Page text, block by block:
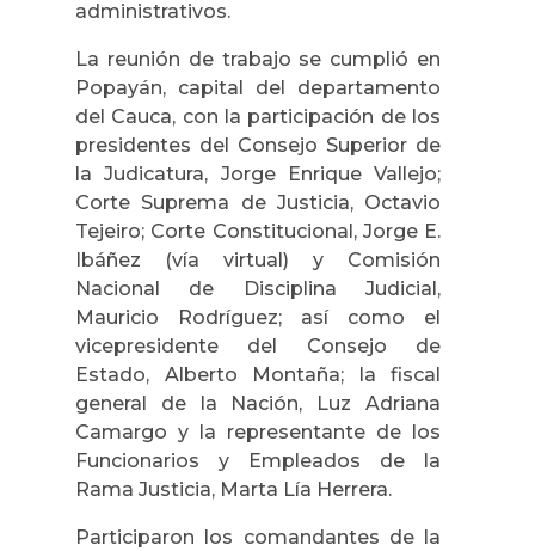
administrativos.
La reunión de trabajo se cumplió en
Popayán, capital del departamento
del Cauca, con la participación de los
presidentes del Consejo Superior de
la Judicatura, Jorge Enrique Vallejo;
Corte Suprema de Justicia, Octavio
Tejeiro; Corte Constitucional, Jorge E.
Ibáñez (vía virtual) y Comisión
Nacional de Disciplina Judicial,
Mauricio Rodríguez; así como el
vicepresidente del Consejo de
Estado, Alberto Montaña; la fiscal
general de la Nación, Luz Adriana
Camargo y la representante de los
Funcionarios y Empleados de la
Rama Justicia, Marta Lía Herrera.
Participaron los comandantes de la